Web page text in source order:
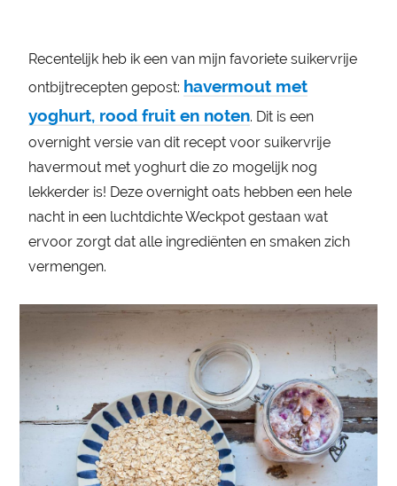
Recentelijk heb ik een van mijn favoriete suikervrije
ontbijtrecepten gepost: havermout met
yoghurt, rood fruit en noten. Dit is een
overnight versie van dit recept voor suikervrije
havermout met yoghurt die zo mogelijk nog
lekkerder is! Deze overnight oats hebben een hele
nacht in een luchtdichte Weckpot gestaan wat
ervoor zorgt dat alle ingrediënten en smaken zich
vermengen.